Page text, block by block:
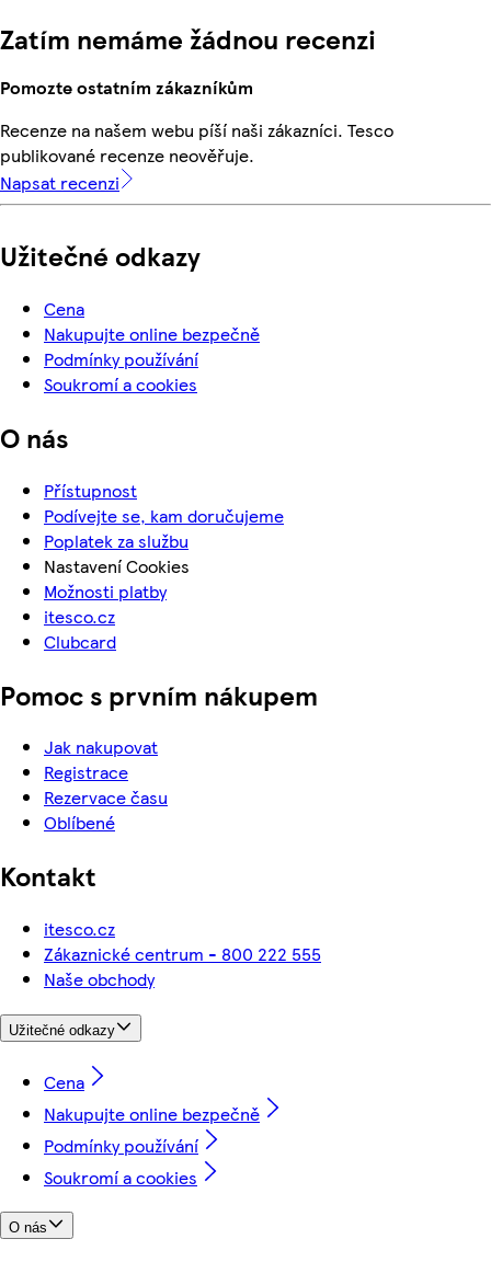
Zatím nemáme žádnou recenzi
Pomozte ostatním zákazníkům
Recenze na našem webu píší naši zákazníci. Tesco
publikované recenze neověřuje.
Napsat recenzi
Užitečné odkazy
Cena
Nakupujte online bezpečně
Podmínky používání
Soukromí a cookies
O nás
Přístupnost
Podívejte se, kam doručujeme
Poplatek za službu
Nastavení Cookies
Možnosti platby
itesco.cz
Clubcard
Pomoc s prvním nákupem
Jak nakupovat
Registrace
Rezervace času
Oblíbené
Kontakt
itesco.cz
Zákaznické centrum - 800 222 555
Naše obchody
Užitečné odkazy
Cena
Nakupujte online bezpečně
Podmínky používání
Soukromí a cookies
O nás